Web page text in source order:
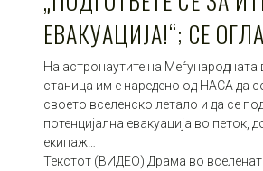
ЕВАКУАЦИЈА!“; СЕ
На астронаутите на Меѓународната
станица им е наредено од НАСА да
своето вселенско летало и да се
потенцијална евакуација во петок,
екипаж…
Текстот (ВИДЕО) Драма во